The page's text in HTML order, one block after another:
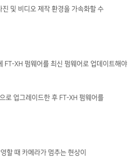
및 비디오 제작 환경을 가속화할 수
FT-XH 펌웨어를 최신 펌웨어로 업데이트해야
로 업그레이드한 후 FT-XH 펌웨어를
할 때 카메라가 멈추는 현상이